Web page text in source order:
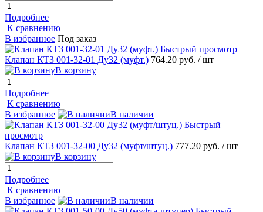
Подробнее
К сравнению
В избранное Под заказ
Быстрый просмотр
Клапан КТЗ 001-32-01 Ду32 (муфт.) 764.20 руб. / шт
В корзину
Подробнее
К сравнению
В избранное
В наличии
Быстрый
просмотр
Клапан КТЗ 001-32-00 Ду32 (муфт/штуц.) 777.20 руб. / шт
В корзину
Подробнее
К сравнению
В избранное
В наличии